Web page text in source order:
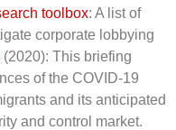
toolbox: A list of
corporate lobbying
(2020): This briefing
of the COVID-19
and its anticipated
and control market.